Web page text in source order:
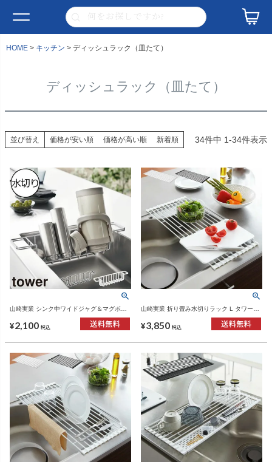
HOME キッチン ディッシュラック（皿たて）
ディッシュラック（皿たて）
並び替え 価格が安い順 価格が高い順 新着順 34件中 1-34件表示
山崎実業 シンク中ワイドジャグ＆マグボト
ルスタンド タワー tower | キッチン雑貨・タ
ワーシリーズ
¥2,100 税込
山崎実業 折り畳み水切りラック L タワー
tower | キッチン雑貨・タワーシリーズ
¥3,850 税込